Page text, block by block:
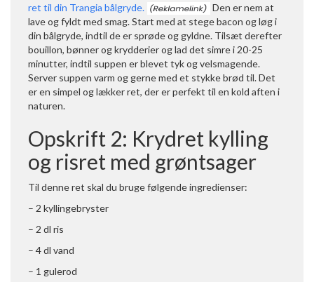
ret til din Trangia bålgryde.
Den er nem at
lave og fyldt med smag. Start med at stege bacon og løg i
din bålgryde, indtil de er sprøde og gyldne. Tilsæt derefter
bouillon, bønner og krydderier og lad det simre i 20-25
minutter, indtil suppen er blevet tyk og velsmagende.
Server suppen varm og gerne med et stykke brød til. Det
er en simpel og lækker ret, der er perfekt til en kold aften i
naturen.
Opskrift 2: Krydret kylling
og risret med grøntsager
Til denne ret skal du bruge følgende ingredienser:
– 2 kyllingebryster
– 2 dl ris
– 4 dl vand
– 1 gulerod